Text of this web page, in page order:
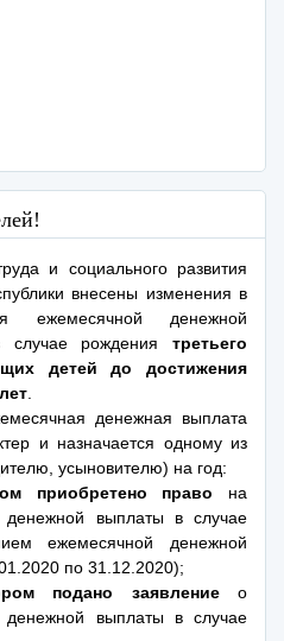
и социального развития
внесены изменения в
ежемесячной денежной
случае рождения третьего
детей до достижения
денежная выплата
и назначается одному из
усыновителю) на год:
приобретено право на
денежной выплаты в случае
ежемесячной денежной
по 31.12.2020);
подано заявлениео
денежной выплаты в случае